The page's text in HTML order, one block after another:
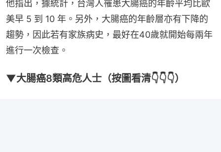
他指出，據統計，台灣人罹患大腸癌的年齡平均比歐
美早 5 到 10 年。另外，大腸癌的年齡層亦有下降的
趨勢，因此若有家族病史，最好在40歲就開始每兩年
進行一次檢查。
▼大腸癌8類高危人士（按圖看清👇👇👇）